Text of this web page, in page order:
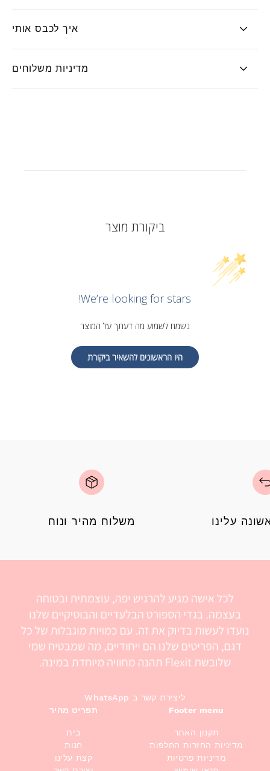
איך לכבס אותי
מדיניות משלוחים
ביקורת מוצר
We’re looking for stars!
נשמח לשמוע מה דעתך על המוצר
היו הראשונים להשאיר ביקורת
משלוח מהיר ונוח עלינו
WhatsApp ליצירת קשר ב
תפריט מהיר
בית
חנות
קצת עלינו
Footer menu
תקנון האתר
מדיניות החזרות החלפות
מדיניות פרטיות